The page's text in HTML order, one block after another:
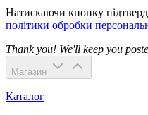
Натискаючи кнопку
політики обробки
Thank you! We'll keep you
Магазин
Каталог